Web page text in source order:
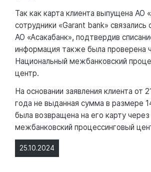
25.10.2024
Так как карта клиента выпущена АО
сотрудники «Garant bank» связались
АО «Асакабанк», подтвердив
информация также была проверена
Национальный межбанковский
центр.
На основании заявления клиента от
года не выданная сумма в размере
была возвращена на его карту
межбанковский процессинговый